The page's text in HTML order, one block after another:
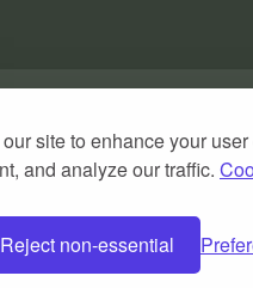
site to enhance your
and analyze our traffic.
Reject non-essential